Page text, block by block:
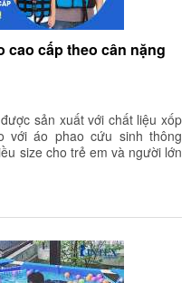
cao cấp theo cân nặng
sản xuất với chất liệu xốp
với áo phao cứu sinh thông
size cho trẻ em và người lớn